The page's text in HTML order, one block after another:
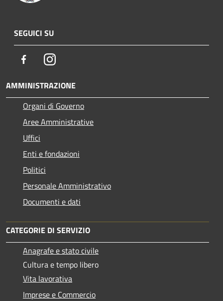
SEGUICI SU
FacebookInstagram
AMMINISTRAZIONE
Organi di Governo
Aree Amministrative
Uffici
Enti e fondazioni
Politici
Personale Amministrativo
Documenti e dati
CATEGORIE DI SERVIZIO
Anagrafe e stato civile
Cultura e tempo libero
Vita lavorativa
Imprese e Commercio